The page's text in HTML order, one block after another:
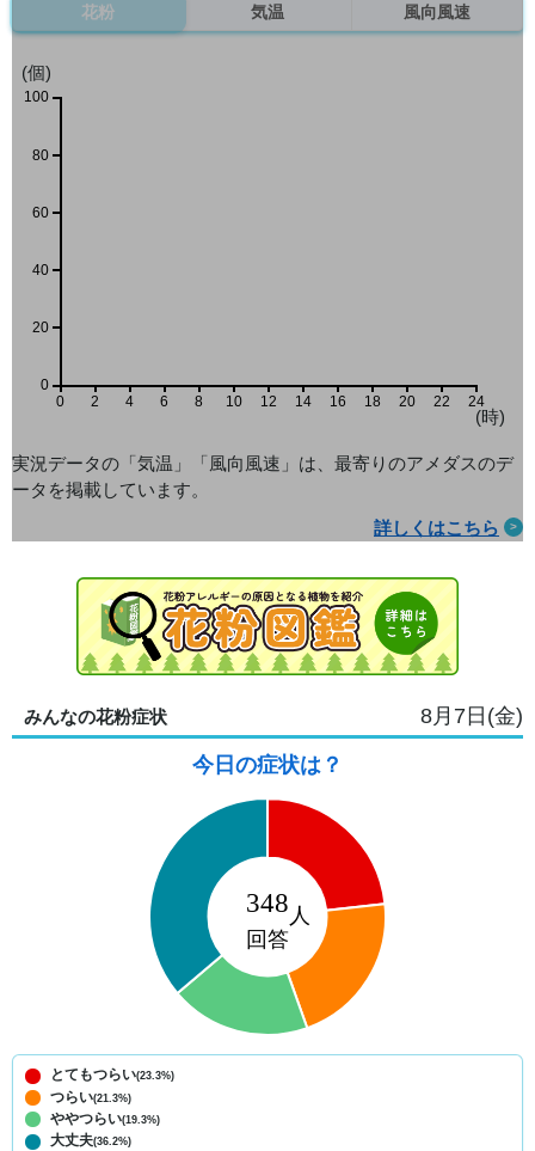
花粉 気温 風向風速
0 2 4 6 8 10 12 14 16 18 20 22 24
(個)
(時)
0
20
40
60
80
100
実況データの「気温」「風向風速」は、最寄りのアメダスのデ
ータを掲載しています。
詳しくはこちら
みんなの花粉症状 8月7日(金)
今日の症状は？
とてもつらい(23.3%)
つらい(21.3%)
ややつらい(19.3%)
大丈夫(36.2%)